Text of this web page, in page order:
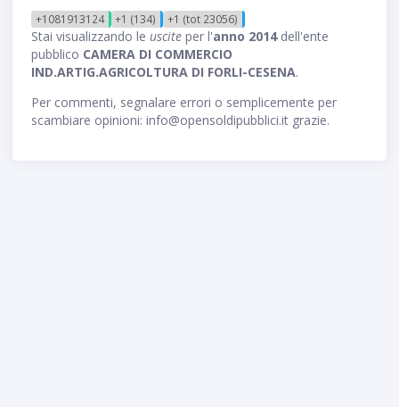
+1081913124 +1 (134) +1 (tot 23056)
Stai visualizzando le uscite per l'anno 2014dell'ente
pubblico CAMERA DI COMMERCIO
IND.ARTIG.AGRICOLTURA DI FORLI-CESENA.
Per commenti, segnalare errori o semplicemente per
scambiare opinioni: info@opensoldipubblici.it grazie.